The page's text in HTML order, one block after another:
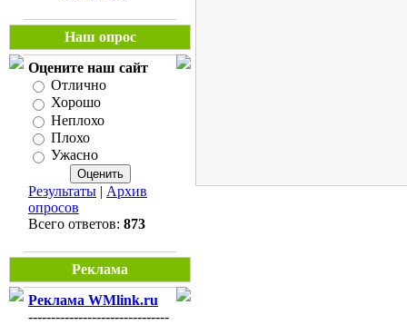
Наш опрос
Оцените наш сайт
Отлично
Хорошо
Неплохо
Плохо
Ужасно
Результаты | Архив
опросов
Всего ответов: 873
Реклама
Реклама WMlink.ru
-------------------------------